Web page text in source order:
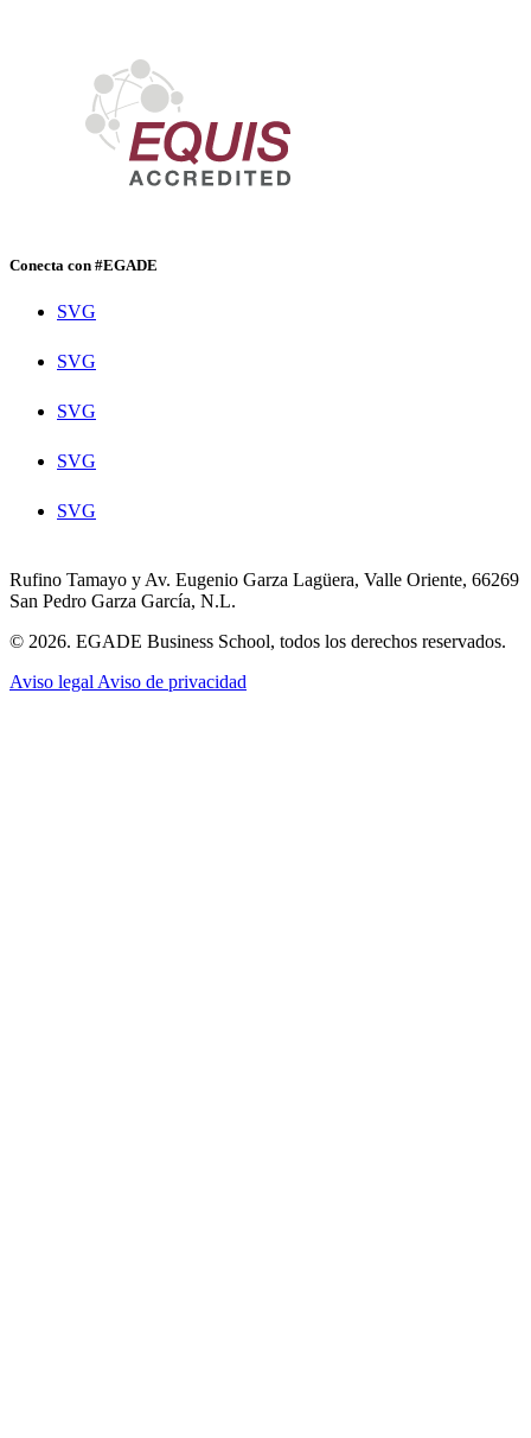
Conecta con #EGADE
SVG
SVG
SVG
SVG
SVG
Rufino Tamayo y Av. Eugenio Garza Lagüera, Valle Oriente, 66269
San Pedro Garza García, N.L.
© 2026. EGADE Business School, todos los derechos reservados.
Aviso legal Aviso de privacidad